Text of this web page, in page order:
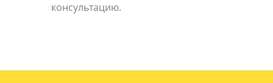
консультацию.